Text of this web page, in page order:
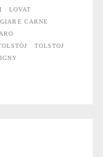
LOVAT
CARNE
TOLSTOJ